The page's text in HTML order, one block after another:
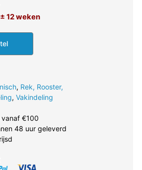
12 weken
, Rek, Rooster,
, Vakindeling
€100
48 uur geleverd